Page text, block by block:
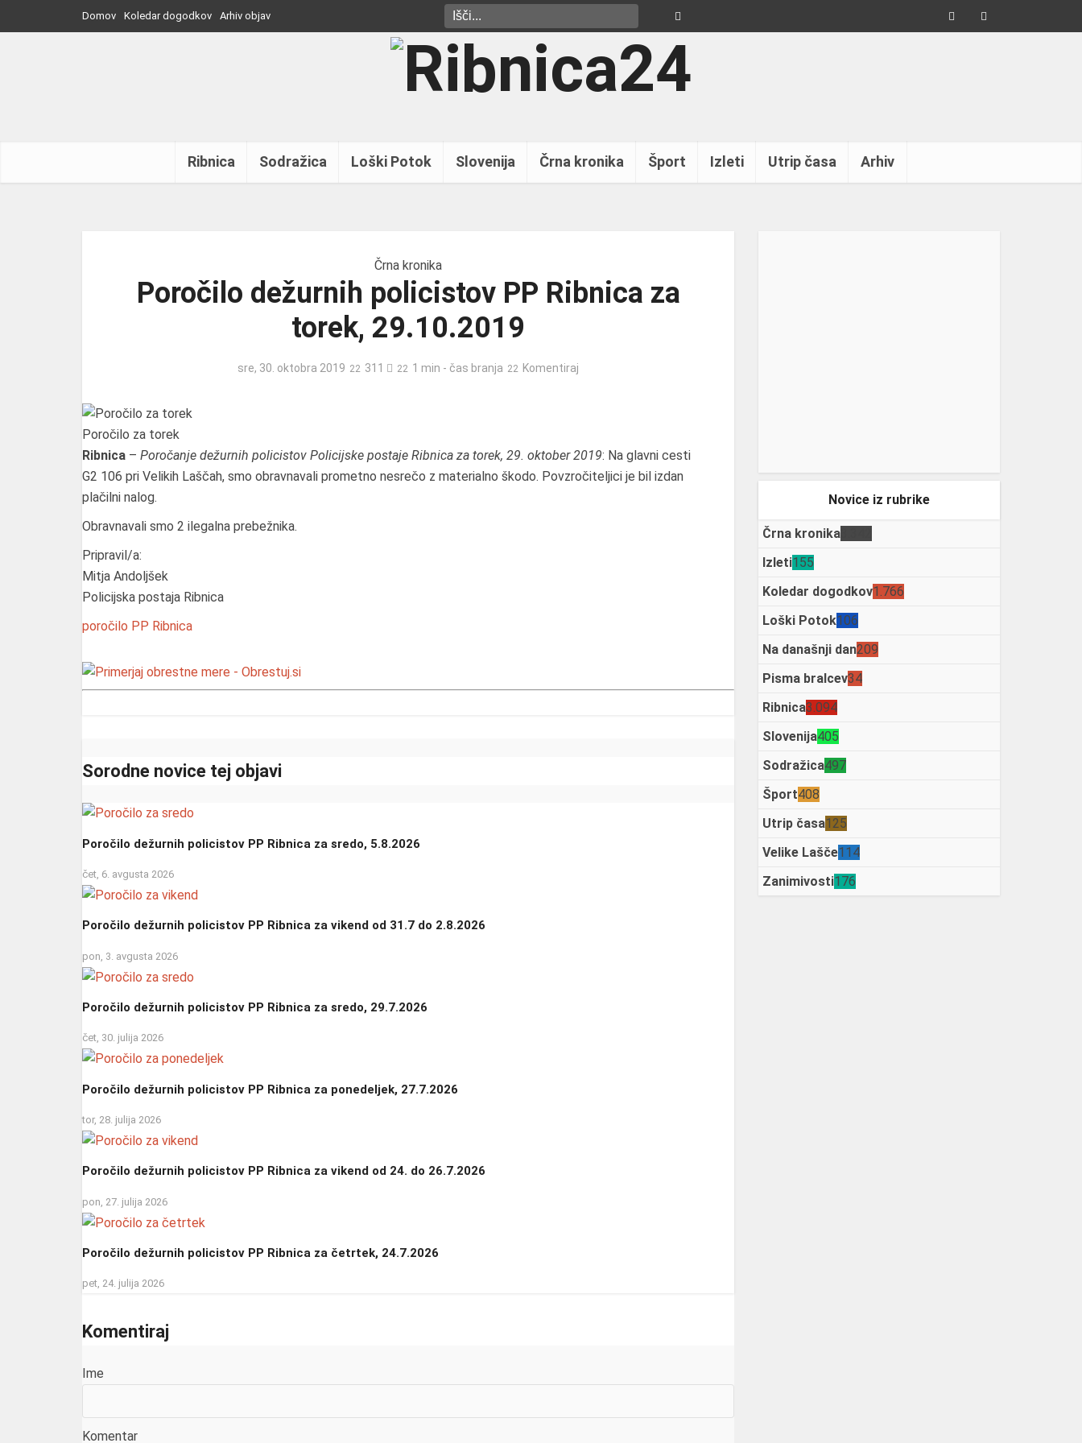
Domov Koledar dogodkov Arhiv objav
Ribnica Sodražica Loški Potok Slovenija Črna kronika Šport Izleti Utrip časa Arhiv
Črna kronika
Poročilo dežurnih policistov PP Ribnica za
torek, 29.10.2019
sre, 30. oktobra 2019 311 1 min - čas branja Komentiraj
Poročilo za torek
Ribnica – Poročanje dežurnih policistov Policijske postaje Ribnica za torek, 29. oktober 2019: Na glavni cesti
G2 106 pri Velikih Laščah, smo obravnavali prometno nesrečo z materialno škodo. Povzročiteljici je bil izdan
plačilni nalog.
Obravnavali smo 2 ilegalna prebežnika.
Pripravil/a:
Mitja Andoljšek
Policijska postaja Ribnica
poročilo PP Ribnica
Sorodne novice tej objavi
Poročilo dežurnih policistov PP Ribnica za sredo, 5.8.2026
čet, 6. avgusta 2026
Poročilo dežurnih policistov PP Ribnica za vikend od 31.7 do 2.8.2026
pon, 3. avgusta 2026
Poročilo dežurnih policistov PP Ribnica za sredo, 29.7.2026
čet, 30. julija 2026
Poročilo dežurnih policistov PP Ribnica za ponedeljek, 27.7.2026
tor, 28. julija 2026
Poročilo dežurnih policistov PP Ribnica za vikend od 24. do 26.7.2026
pon, 27. julija 2026
Poročilo dežurnih policistov PP Ribnica za četrtek, 24.7.2026
pet, 24. julija 2026
Komentiraj
Ime
Komentar
Novice iz rubrike
Črna kronika
Izleti155
Koledar dogodkov1.766
Loški Potok106
Na današnji dan209
Pisma bralcev34
Ribnica3.094
Slovenija405
Sodražica497
Šport408
Utrip časa125
Velike Lašče114
Zanimivosti176